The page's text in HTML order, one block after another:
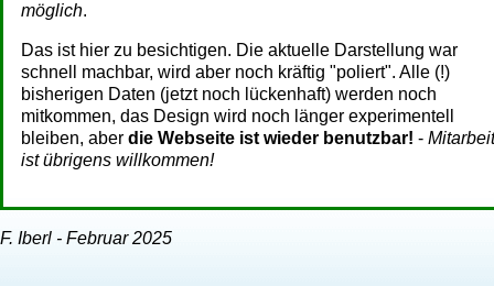
möglich.
Das ist hier zu besichtigen. Die aktuelle Darstellung war
schnell machbar, wird aber noch kräftig "poliert". Alle (!)
bisherigen Daten (jetzt noch lückenhaft) werden noch
mitkommen, das Design wird noch länger experimentell
bleiben, aber die Webseite ist wieder benutzbar! - Mitarbeit
ist übrigens willkommen!
F. Iberl - Februar 2025